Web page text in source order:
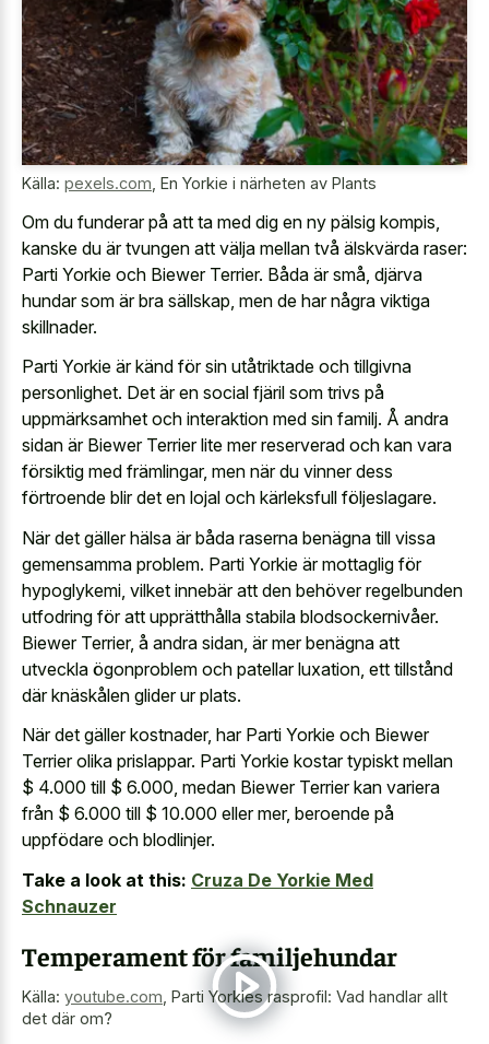
Källa: pexels.com En Yorkie i närheten av Plants
Om du funderar på att ta med dig en ny pälsig kompis,
kanske du är tvungen att välja mellan två älskvärda raser:
Parti Yorkie och Biewer Terrier. Båda är små, djärva
hundar som är bra sällskap, men de har några viktiga
skillnader.
Parti Yorkie är känd för sin utåtriktade och tillgivna
personlighet. Det är en social fjäril som trivs på
uppmärksamhet och interaktion med sin familj. Å andra
sidan är Biewer Terrier lite mer reserverad och kan vara
försiktig med främlingar, men när du vinner dess
förtroende blir det en lojal och kärleksfull följeslagare.
När det gäller hälsa är båda raserna benägna till vissa
gemensamma problem. Parti Yorkie är mottaglig för
hypoglykemi, vilket innebär att den behöver regelbunden
utfodring för att upprätthålla stabila blodsockernivåer.
Biewer Terrier, å andra sidan, är mer benägna att
utveckla ögonproblem och patellar luxation, ett tillstånd
där knäskålen glider ur plats.
När det gäller kostnader, har Parti Yorkie och Biewer
Terrier olika prislappar. Parti Yorkie kostar typiskt mellan
$ 4.000 till $ 6.000, medan Biewer Terrier kan variera
från $ 6.000 till $ 10.000 eller mer, beroende på
uppfödare och blodlinjer.
Take a look at this: Cruza De Yorkie Med
Schnauzer
Temperament för familjehundar
Källa: youtube.com Parti Yorkies rasprofil: Vad handlar allt
det där om?